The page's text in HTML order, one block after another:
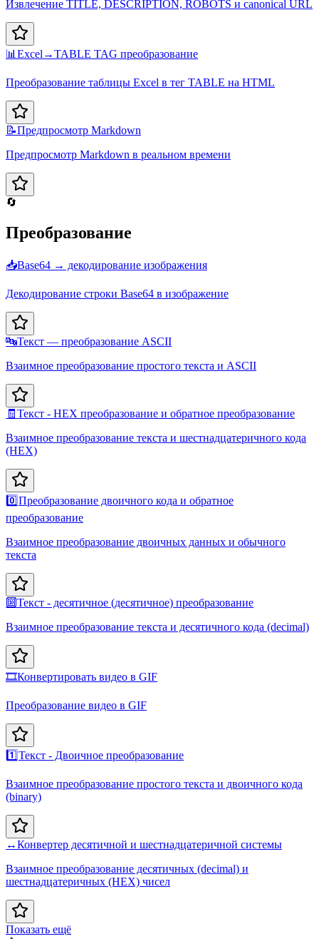
Извлечение TITLE, DESCRIPTION, ROBOTS и canonical URL
📊 Excel→TABLE TAG преобразование
Преобразование таблицы Excel в тег TABLE на HTML
📝Предпросмотр Markdown
Предпросмотр Markdown в реальном времени
🔄
Преобразование
📥Base64 → декодирование изображения
Декодирование строки Base64 в изображение
🔤Текст — преобразование ASCII
Взаимное преобразование простого текста и ASCII
🧾 Текст - HEX преобразование и обратное преобразование
Взаимное преобразование текста и шестнадцатеричного кода
(HEX)
0️⃣Преобразование двоичного кода и обратное
преобразование
Взаимное преобразование двоичных данных и обычного
текста
🔟Текст - десятичное (десятичное) преобразование
Взаимное преобразование текста и десятичного кода (decimal)
🎞️Конвертировать видео в GIF
Преобразование видео в GIF
1️⃣Текст - Двоичное преобразование
Взаимное преобразование простого текста и двоичного кода
(binary)
↔️Конвертер десятичной и шестнадцатеричной системы
Взаимное преобразование десятичных (decimal) и
шестнадцатеричных (HEX) чисел
Показать ещё